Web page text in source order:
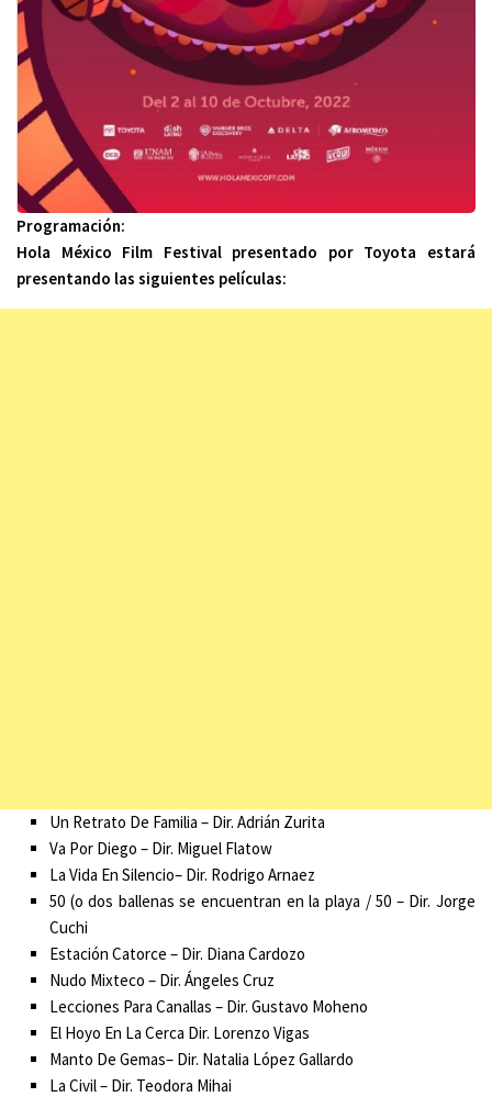
Programación:
Hola México Film Festival presentado por Toyota estará
presentando las siguientes películas:
Un Retrato De Familia – Dir. Adrián Zurita
Va Por Diego – Dir. Miguel Flatow
La Vida En Silencio– Dir. Rodrigo Arnaez
50 (o dos ballenas se encuentran en la playa / 50 – Dir. Jorge
Cuchi
Estación Catorce – Dir. Diana Cardozo
Nudo Mixteco – Dir. Ángeles Cruz
Lecciones Para Canallas – Dir. Gustavo Moheno
El Hoyo En La Cerca Dir. Lorenzo Vigas
Manto De Gemas– Dir. Natalia López Gallardo
La Civil – Dir. Teodora Mihai